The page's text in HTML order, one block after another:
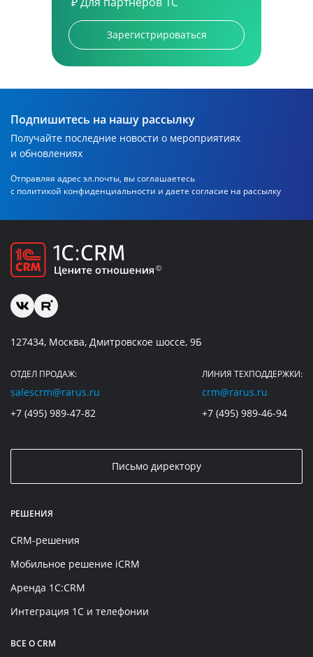
Зарегистрироваться
Подпишитесь на нашу рассылку
Получайте последние новости о мероприятиях
и обновлениях
Отправляя адрес эл.почты, вы соглашаетесь
с политикой конфиденциальности и даете согласие на рассылку
127434, Москва, Дмитровское шоссе, 9Б
ОТДЕЛ ПРОДАЖ:
salescrm@rarus.ru
+7 (495) 989-47-82
ЛИНИЯ ТЕХПОДДЕРЖКИ:
crm@rarus.ru
+7 (495) 989-46-94
Письмо директору
РЕШЕНИЯ
CRM-решения
Мобильное решение iCRM
Аренда 1C:CRM
Интеграция 1С и телефонии
ВСЕ О CRM